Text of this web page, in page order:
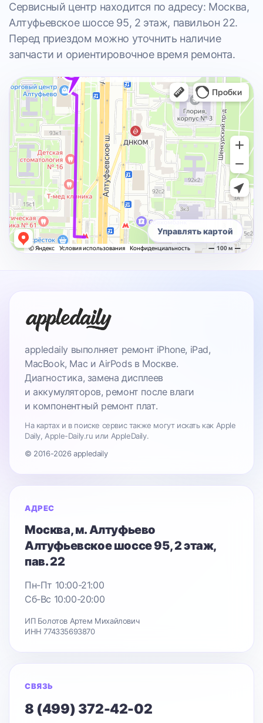
Сервисный центр находится по адресу: Москва,
Алтуфьевское шоссе 95, 2 этаж, павильон 22.
Перед приездом можно уточнить наличие
запчасти и ориентировочное время ремонта.
Управлять картой
appledaily выполняет ремонт iPhone, iPad,
MacBook, Mac и AirPods в Москве.
Диагностика, замена дисплеев
и аккумуляторов, ремонт после влаги
и компонентный ремонт плат.
На картах и в поиске сервис также могут искать как Apple
Daily, Apple-Daily.ru или AppleDaily.
© 2016-2026 appledaily
АДРЕС
Москва, м. Алтуфьево
Алтуфьевское шоссе 95, 2 этаж,
пав. 22
Пн-Пт 10:00-21:00
Сб-Вс 10:00-20:00
ИП Болотов Артем Михайлович
ИНН 774335693870
СВЯЗЬ
8 (499) 372-42-02